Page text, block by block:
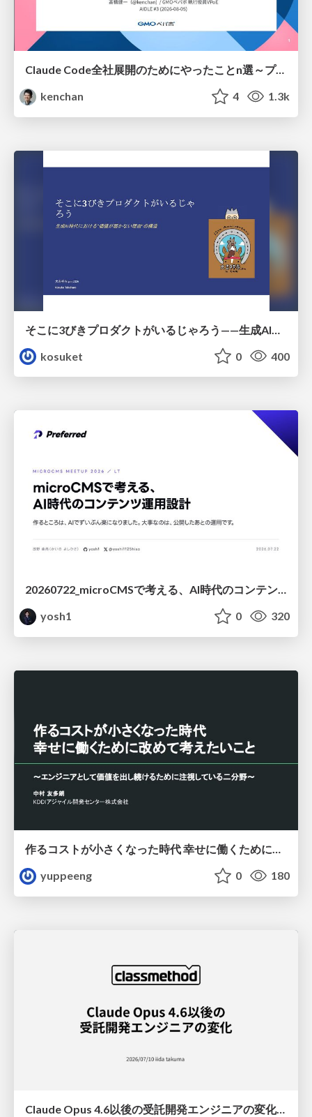
Claude Code全社展開のためにやったことn選～プラグイン302個・コミッター271人を支えるために～
kenchan
4 1.3k
kosuket
0 400
20260722_microCMSで考える、AI時代のコンテンツ運用設計
yosh1
0 320
作るコストが小さくなった時代 幸せに働くために改めて考えたいこと 〜エンジニアとして価値を出し続けるために注視している二分野〜
yuppeeng
0 180
Claude Opus 4.6以後の受託開発エンジニアの変化(Claude Code開発ノウハウ大公開スペシャルbyクラスメソッド)